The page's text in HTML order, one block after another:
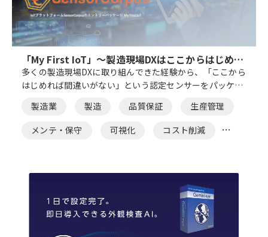
「My First IoT」～製造現場DXはここからはじめる
～
多くの製造現場DXに取り組んできた経験から、「ここから
はじめれば間違いがない」という認定センサーをパッケー
「SensorCorpus」(*)で収集・管理、ダッシュボードで即
可視化できます。
製造業 製造 品質保証
生産管理
メンテ・保守
可視化
コスト削減